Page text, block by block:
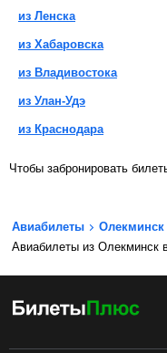
из Ленска
из Хабаровска
из Владивостока
из Улан-Удэ
из Краснодара
Чтобы забронировать
Авиабилеты Олекминск
Авиабилеты из Олекминск